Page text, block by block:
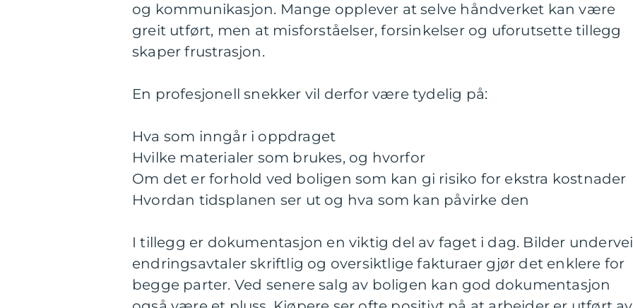
og kommunikasjon. Mange opplever at selve håndverket kan være
greit utført, men at misforståelser, forsinkelser og uforutsette tillegg
skaper frustrasjon.
En profesjonell snekker vil derfor være tydelig på:
Hva som inngår i oppdraget
Hvilke materialer som brukes, og hvorfor
Om det er forhold ved boligen som kan gi risiko for ekstra kostnader
Hvordan tidsplanen ser ut og hva som kan påvirke den
I tillegg er dokumentasjon en viktig del av faget i dag. Bilder
endringsavtaler skriftlig og oversiktlige fakturaer gjør det enklere for
begge parter. Ved senere salg av boligen kan god dokumentasjon